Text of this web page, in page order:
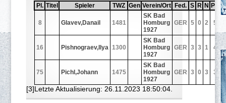
Pl.
Sortiere aufsteigend nach
Pl. Titel
Sortiere aufsteigend nach
Titel SpielerSortiere aufsteigend nach
Spieler TWZ
Sortiere aufsteigend nach
TWZ Gen
Sortiere aufsteigend nach
Gen Verein/Ort
Sortiere aufsteigend nach
Verein/Ort Fed.
Sortiere
Fed. S
Sortiere
S R
Sortiere
R N
N Pnkt
Pnkt
8 Glavev,Danail 1481
SK Bad
Homburg
1927
GER 5 0 2 5,0
16 Pishnograev,Ilya 1300
SK Bad
Homburg
1927
GER 3 3 1 4,5
75 Pichl,Johann 1475
SK Bad
Homburg
1927
GER 3 0 3 3,0
[3]Letzte Aktualisierung: 26.11.2023 18:50:04.